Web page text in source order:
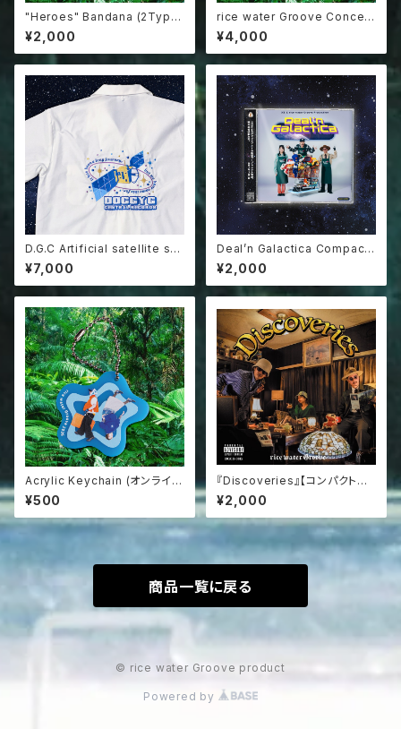
"Heroes" Bandana (2Type
s)
¥2,000
rice water Groove Concep
t Car Tee
¥4,000
D.G.C Artificial satellite shi
rt
¥7,000
Deal’n Galactica Compact
Disk
¥2,000
Acrylic Keychain (オンライン
単品購入不可商品)
¥500
『Discoveries』【コンパクトデ
ィスク】
¥2,000
商品一覧に戻る
© rice water Groove product
Powered by